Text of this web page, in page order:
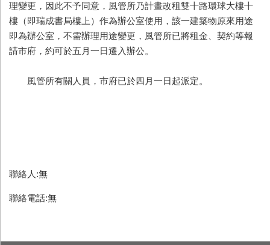
理變更，因此不予同意，風管所乃計畫改租雙十路環球大樓十
樓（即瑞成書局樓上）作為辦公室使用，該一建築物原來用途
即為辦公室，不需辦理用途變更，風管所已將租金、契約等報
請市府，約可於五月一日遷入辦公。
風管所有關人員，市府已於四月一日起派定。
聯絡人:無
聯絡電話:無